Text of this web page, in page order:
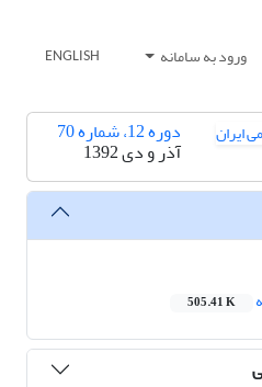
ورود به سامانه ENGLISH
دوره 12، شماره 70
آذر و دی 1392
505.41 K